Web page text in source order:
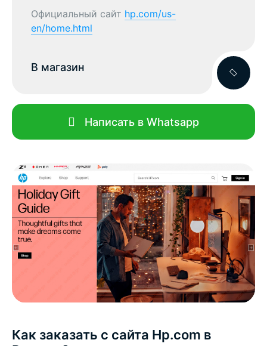
Официальный сайт hp.com/us-
en/home.html
В магазин
Написать в Whatsapp
Как заказать с сайта Hp.com в